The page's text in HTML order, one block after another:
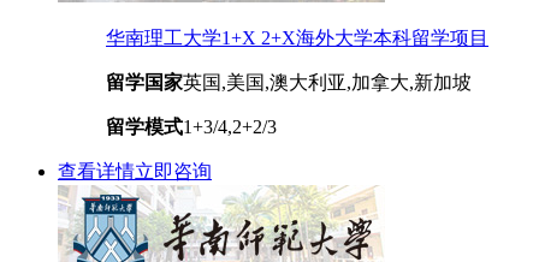
华南理工大学1+X 2+X海外大学本科留学项目
留学国家英国,美国,澳大利亚,加拿大,新加坡
留学模式1+3/4,2+2/3
查看详情立即咨询